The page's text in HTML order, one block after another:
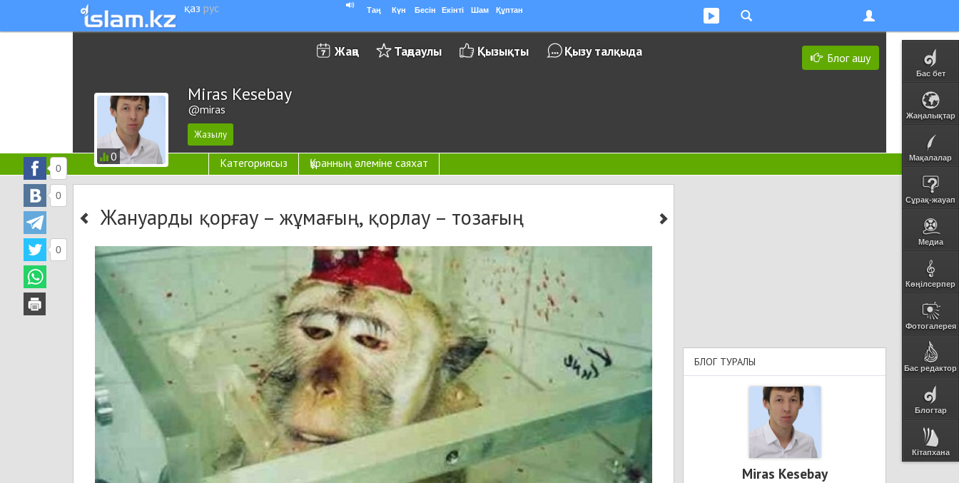
қаз рус Таң Күн Бесін Екінті Шам Құптан
Бас бет
Жаңалықтар
Мақалалар
Сұрақ-жауап
Медиа
Көңілсерпер
Фотогалерея
Бас редактор
Блогтар
Кітапхана
Блог ашу
Жаңа Таңдаулы Қызықты Қызу талқыда
0
Miras Kesebay
@miras
Категориясыз Құранның әлеміне саяхат
Жануарды қорғау – жұмағың, қорлау – тозағың
0
0
0
БЛОГ ТУРАЛЫ
Miras Kesebay